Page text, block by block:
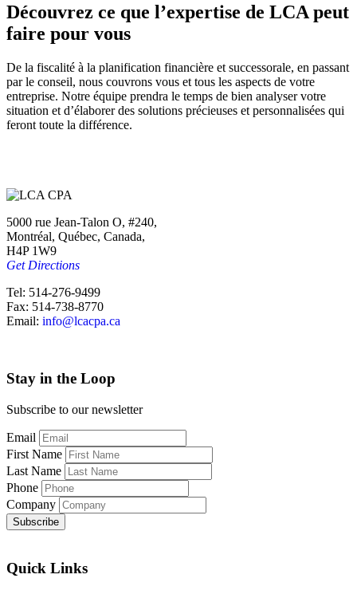
Découvrez ce que l’expertise de LCA peut
faire pour vous
De la fiscalité à la planification financière et successorale, en passant
par le conseil, nous couvrons vous et tous les aspects de votre
entreprise. Notre équipe prendra le temps de bien analyser votre
situation et d’élaborer des solutions précieuses et personnalisées qui
feront toute la différence.
5000 rue Jean-Talon O, #240,
Montréal, Québec, Canada,
H4P 1W9
Get Directions
Tel: 514-276-9499
Fax: 514-738-8770
Email: info@lcacpa.ca
Stay in the Loop
Subscribe to our newsletter
Email
First Name
Last Name
Phone
Company
Quick Links